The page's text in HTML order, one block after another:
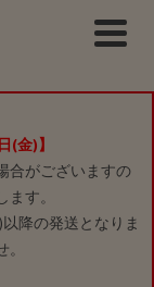
(金)】
合がございますの
す。
降の発送となりま